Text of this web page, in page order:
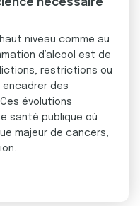
nécessaire
niveau comme au
d’alcool est de
restrictions ou
encadrer des
évolutions
santé publique où
majeur de cancers,